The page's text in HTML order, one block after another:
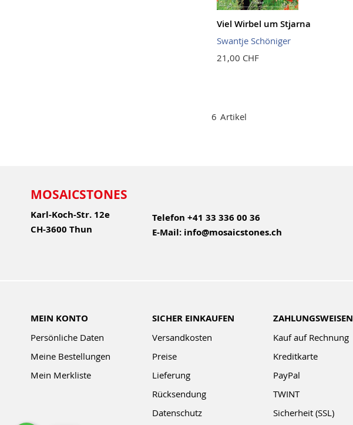
Viel Wirbel um Stjarna
Swantje Schöniger
21,00 CHF
6 Artikel
MOSAICSTONES
Karl-Koch-Str. 12e
CH-3600 Thun
Telefon +41 33 336 00 36
E-Mail: info@mosaicstones.ch
MEIN KONTO
Persönliche Daten
Meine Bestellungen
Mein Merkliste
SICHER EINKAUFEN
Versandkosten
Preise
Lieferung
Rücksendung
Datenschutz
ZAHLUNGSWEISEN
Kauf auf Rechnung
Kreditkarte
PayPal
TWINT
Sicherheit (SSL)